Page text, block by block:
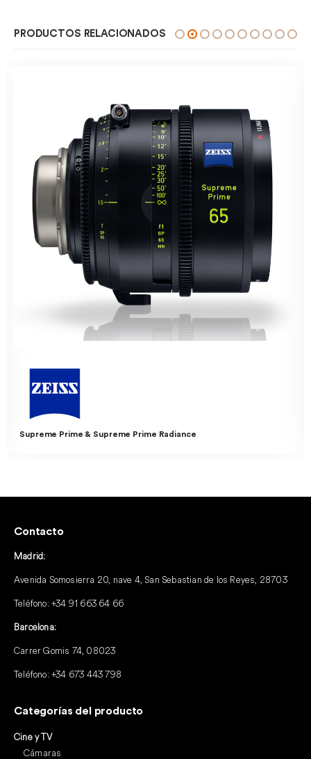
PRODUCTOS RELACIONADOS
Supreme Prime & Supreme Prime Radiance
Contacto
Madrid:
Avenida Somosierra 20, nave 4, San Sebastian de los Reyes, 28703
Teléfono:+34 91 663 64 66
Barcelona:
Carrer Gomis 74, 08023
Teléfono:+34 673 443 798
Categorías del producto
Cine y TV
Cámaras